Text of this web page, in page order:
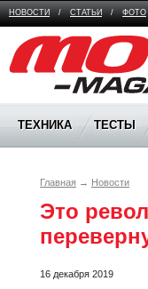
НОВОСТИ / СТАТЬИ / ФОТО
Moto Magazine
ТЕХНИКА ТЕСТЫ
Главная → Новости
Это
16 декабря 2019